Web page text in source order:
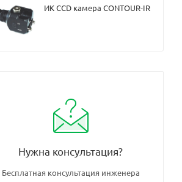
ИК CCD камера CONTOUR-IR
Нужна консультация?
Бесплатная консультация инженера